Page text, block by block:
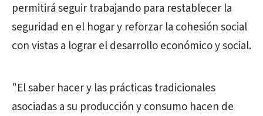
permitirá seguir trabajando para restablecer la
seguridad en el hogar y reforzar la cohesión social
con vistas a lograr el desarrollo económico y social.
"El saber hacer y las prácticas tradicionales
asociadas a su producción y consumo hacen de